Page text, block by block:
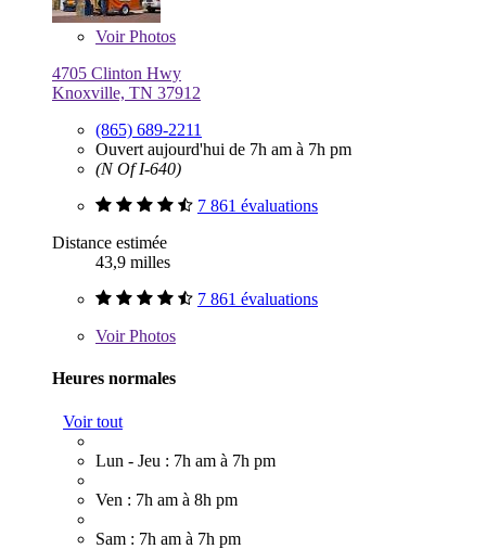
VoirPhotos
4705 Clinton Hwy
Knoxville, TN 37912
(865) 689-2211
Ouvert aujourd'hui de 7h am à 7h pm
(N Of I-640)
7 861 évaluations
Distance estimée
43,9 milles
7 861 évaluations
VoirPhotos
Heures normales
Voir tout
Lun - Jeu : 7h am à 7h pm
Ven : 7h am à 8h pm
Sam : 7h am à 7h pm